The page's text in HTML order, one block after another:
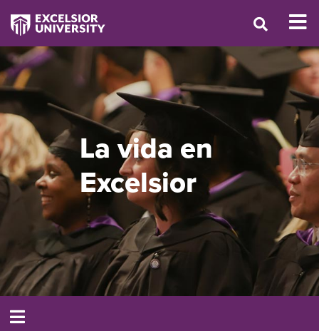
La vida en
Excelsior